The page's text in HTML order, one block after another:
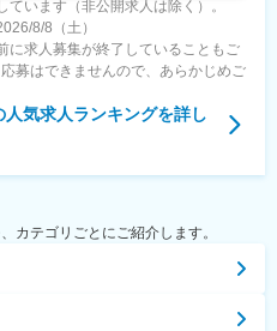
います（非公開求人は除く）。
8/8（土）
に求人募集が終了していることもご
募はできませんので、あらかじめご
人気求人ランキングを詳し
カテゴリごとにご紹介します。